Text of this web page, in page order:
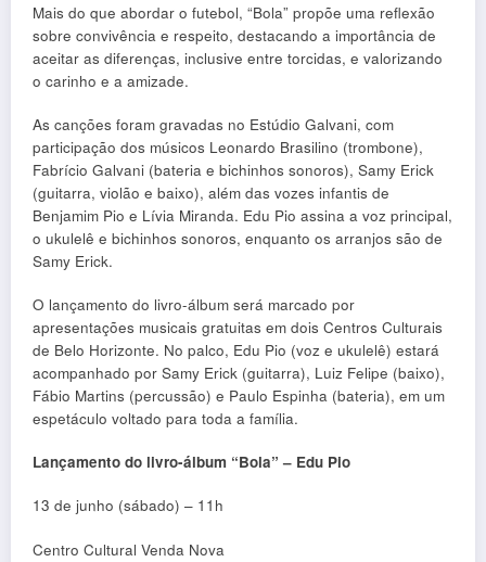
Mais do que abordar o futebol, “Bola” propõe uma reflexão
sobre convivência e respeito, destacando a importância de
aceitar as diferenças, inclusive entre torcidas, e valorizando
o carinho e a amizade.
As canções foram gravadas no Estúdio Galvani, com
participação dos músicos Leonardo Brasilino (trombone),
Fabrício Galvani (bateria e bichinhos sonoros), Samy Erick
(guitarra, violão e baixo), além das vozes infantis de
Benjamim Pio e Lívia Miranda. Edu Pio assina a voz principal,
o ukulelê e bichinhos sonoros, enquanto os arranjos são de
Samy Erick.
O lançamento do livro-álbum será marcado por
apresentações musicais gratuitas em dois Centros Culturais
de Belo Horizonte. No palco, Edu Pio (voz e ukulelê) estará
acompanhado por Samy Erick (guitarra), Luiz Felipe (baixo),
Fábio Martins (percussão) e Paulo Espinha (bateria), em um
espetáculo voltado para toda a família.
Lançamento do livro-álbum “Bola” – Edu Pio
13 de junho (sábado) – 11h
Centro Cultural Venda Nova